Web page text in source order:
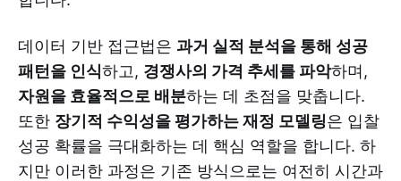
데이터 기반 접근법은 과거 실적 분석을 통해 성공
패턴을 인식하고, 경쟁사의 가격 추세를 파악하며,
자원을 효율적으로 배분하는 데 초점을 맞춥니다.
또한 장기적 수익성을 평가하는 재정 모델링은 입찰
성공 확률을 극대화하는 데 핵심 역할을 합니다. 하
지만 이러한 과정은 기존 방식으로는 여전히 시간과